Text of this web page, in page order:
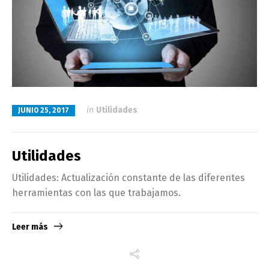
JUNIO 25, 2017 in Utilidades
Utilidades
Utilidades: Actualización constante de las diferentes
herramientas con las que trabajamos.
Leer más